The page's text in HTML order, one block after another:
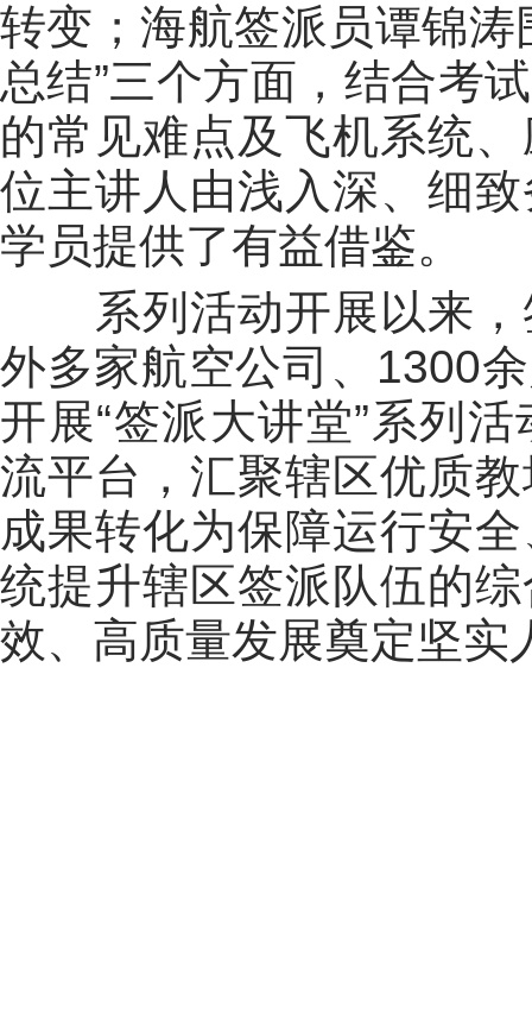
转变；海航签派员谭锦
总结”三个方面，结合考
的常见难点及飞机系统
位主讲人由浅入深、细
学员提供了有益借鉴。
系列活动开展以来，
外多家航空公司、1300
开展“签派大讲堂”系列
流平台，汇聚辖区优质
成果转化为保障运行安
统提升辖区签派队伍的
效、高质量发展奠定坚实